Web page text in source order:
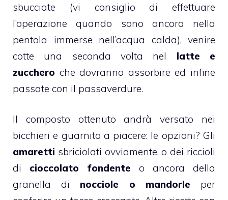
sbucciate (vi consiglio di effettuare
l’operazione quando sono ancora nella
pentola immerse nell’acqua calda), venire
cotte una seconda volta nel latte e
zucchero che dovranno assorbire ed infine
passate con il passaverdure.
Il composto ottenuto andrà versato nei
bicchieri e guarnito a piacere: le opzioni? Gli
amaretti sbriciolati ovviamente, o dei riccioli
di cioccolato fondente o ancora della
granella di nocciole o mandorle per